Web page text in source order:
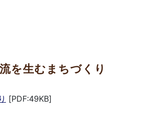
を生むまちづくり
[PDF:49KB]